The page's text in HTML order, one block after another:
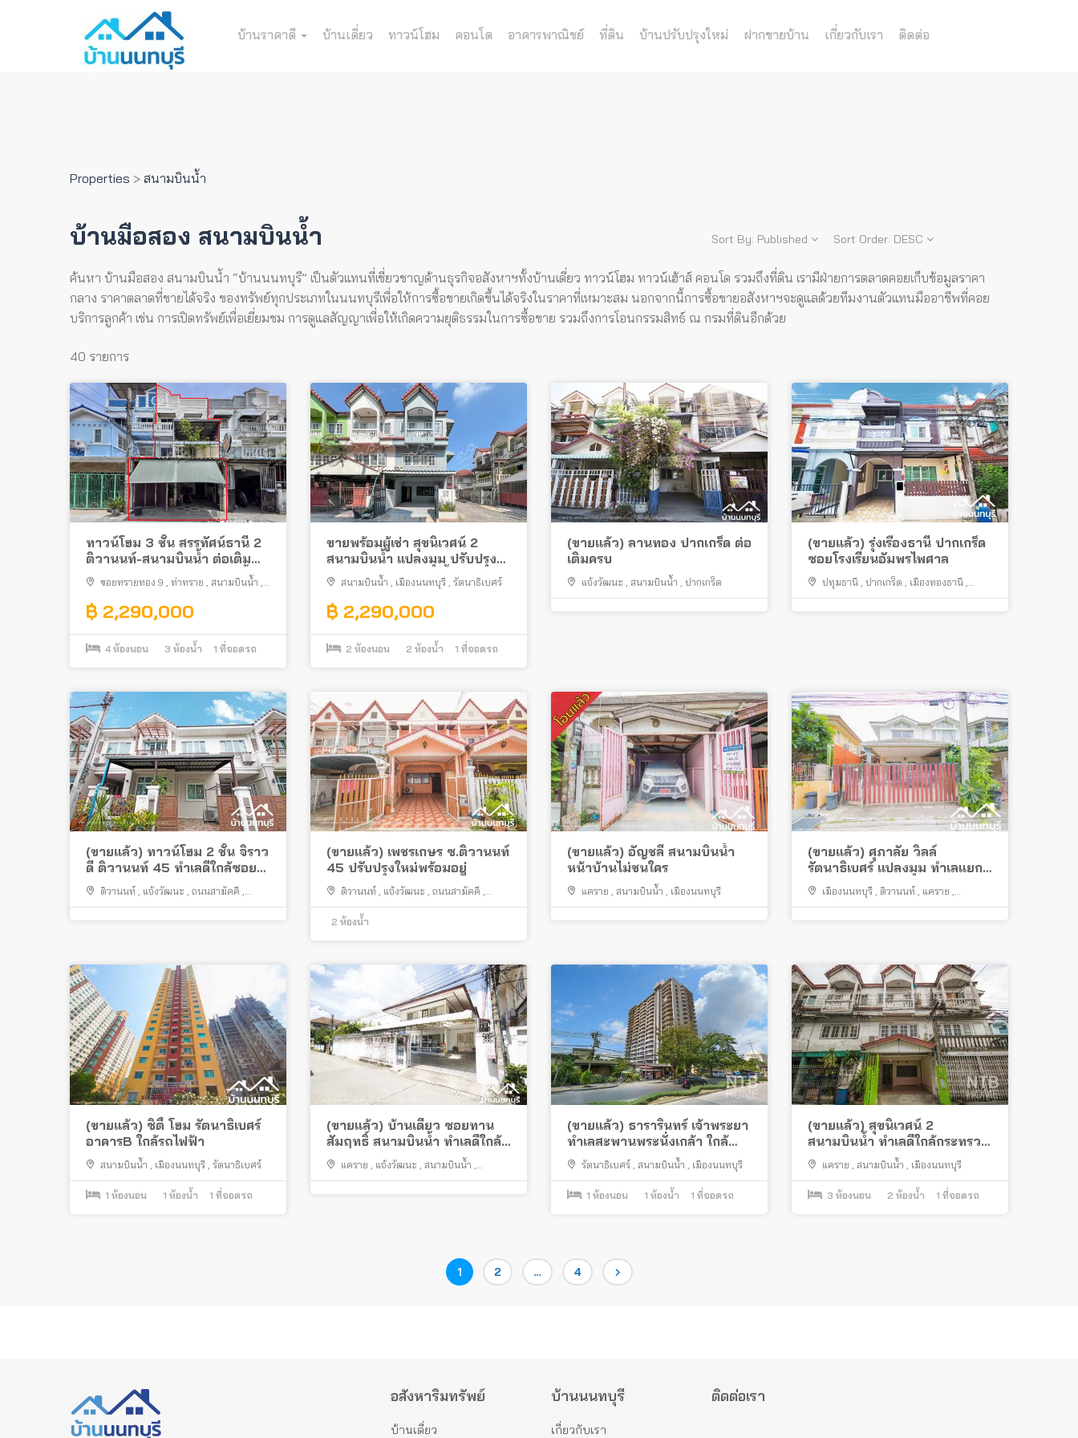
บ้านราคาดี บ้านเดี่ยว ทาวน์โฮม คอนโด อาคารพาณิชย์ ที่ดิน บ้านปรับปรุงใหม่ ฝากขายบ้าน เกี่ยวกับเรา ติดต่อ
Properties > สนามบินน้ำ
บ้านมือสอง สนามบินน้ำ Sort By: Published Sort Order: DESC
ค้นหา บ้านมือสอง สนามบินน้ำ “บ้านนนทบุรี” เป็นตัวแทนที่เชี่ยวชาญด้านธุรกิจอสังหาฯทั้งบ้านเดี่ยว ทาวน์โฮม ทาวน์เฮ้าส์ คอนโด รวมถึงที่ดิน เรามีฝ่ายการตลาดคอยเก็บข้อมูลราคา
กลาง ราคาตลาดที่ขายได้จริง ของทรัพย์ทุกประเภทในนนทบุรีเพื่อให้การซื้อขายเกิดขึ้นได้จริงในราคาที่เหมาะสม นอกจากนี้การซื้อขายอสังหาฯจะดูแลด้วยทีมงานตัวแทนมืออาชีพที่คอย
บริการลูกค้า เช่น การเปิดทรัพย์เพื่อเยี่ยมชม การดูแลสัญญาเพื่อให้เกิดความยุติธรรมในการซื้อขาย รวมถึงการโอนกรรมสิทธ์ ณ กรมที่ดินอีกด้วย
40 รายการ
ทาวน์โฮม 3 ชั้น สรรทัศน์ธานี 2
ติวานนท์-สนามบินน้ำ ต่อเติม
ครบ ใกล้กองสลากสนามบินน้ำ
ซอยทรายทอง 9 ท่าทราย สนามบินน้ำ
฿ 2,290,000
4 ห้องนอน 3 ห้องน้ำ 1 ที่จอดรถ
ขายพร้อมผู้เช่า สุขนิเวศน์ 2
สนามบินน้ำ แปลงมุม ปรับปรุง
ใหม่ ทำเลดีสนามบินน้ำ
สนามบินน้ำ เมืองนนทบุรี รัตนาธิเบศร์
฿ 2,290,000
2 ห้องนอน 2 ห้องน้ำ 1 ที่จอดรถ
(ขายแล้ว) ลานทอง ปากเกร็ด ต่อ
เติมครบ
แจ้งวัฒนะ สนามบินน้ำ ปากเกร็ด
(ขายแล้ว) รุ่งเรืองธานี ปากเกร็ด
ซอยโรงเรียนอัมพรไพศาล
ปทุมธานี ปากเกร็ด เมืองทองธานี
สนามบินน้ำ
(ขายแล้ว) ทาวน์โฮม 2 ชั้น จิราว
ดี ติวานนท์ 45 ทำเลดีใกล้ซอย
สามัคคีติวานนท์ , แจ้งวัฒนะ , ถนนสามัคคี ,
สนามบินน้ำ , ปากเกร็ด
(ขายแล้ว) เพชรเกษร ซ.ติวานนท์
45 ปรับปรุงใหม่พร้อมอยู่
ติวานนท์ , แจ้งวัฒนะ , ถนนสามัคคี ,
สนามบินน้ำ , เมืองนนทบุรี
2 ห้องน้ำ
(ขายแล้ว) อัญชลี สนามบินน้ำ
หน้าบ้านไม่ชนใคร
แคราย , สนามบินน้ำ , เมืองนนทบุรี
(ขายแล้ว) ศุภาลัย วิลล์
รัตนาธิเบศร์ แปลงมุม ทำเลแยก
แครายเมืองนนทบุรี , ติวานนท์ , แคราย ,
งามวงศ์วาน , ถนนสามัคคี , สนามบินน้ำ
(ขายแล้ว) ซิตี้ โฮม รัตนาธิเบศร์
อาคารB ใกล้รถไฟฟ้า
สนามบินน้ำ เมืองนนทบุรี รัตนาธิเบศร์
1 ห้องนอน 1 ห้องน้ำ 1 ที่จอดรถ
(ขายแล้ว) บ้านเดี่ยว ซอยทาน
สัมฤทธิ์ สนามบินน้ำ ทำเลดีใกล้
แหล่งชุมชน เดินทางสะดวกใกล้
รถไฟฟ้า
แคราย แจ้งวัฒนะ สนามบินน้ำ
ปากเกร็ด
(ขายแล้ว) ธารารินทร์ เจ้าพระยา
ทำเลสะพานพระนั่งเกล้า ใกล้
รฟฟ สายสีม่วง
รัตนาธิเบศร์ สนามบินน้ำ เมืองนนทบุรี
1 ห้องนอน 1 ห้องน้ำ 1 ที่จอดรถ
(ขายแล้ว) สุขนิเวศน์ 2
สนามบินน้ำ ทำเลดีใกล้กระทรวง
พาณิชย์
แคราย สนามบินน้ำ เมืองนนทบุรี
3 ห้องนอน 2 ห้องน้ำ 1 ที่จอดรถ
Page
1 Page
2 … Page
4
อสังหาริมทรัพย์
บ้านเดี่ยว
บ้านนนทบุรี
เกี่ยวกับเรา
ติดต่อเรา